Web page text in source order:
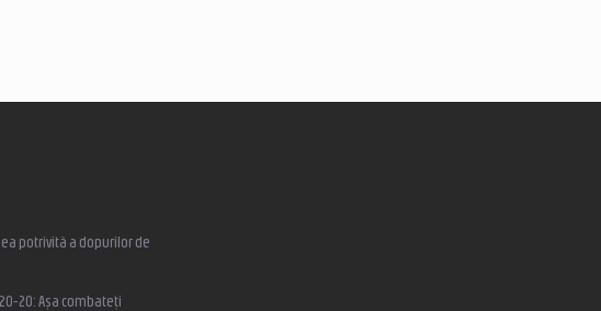
potrivită a dopurilor de
20: Așa combateți